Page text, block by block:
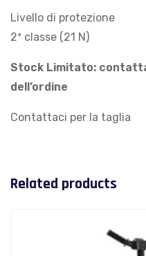
Livello di protezione
2ª classe (21 N)
Stock Limitato:
dell’ordine
Contattaci per la taglia
Related products